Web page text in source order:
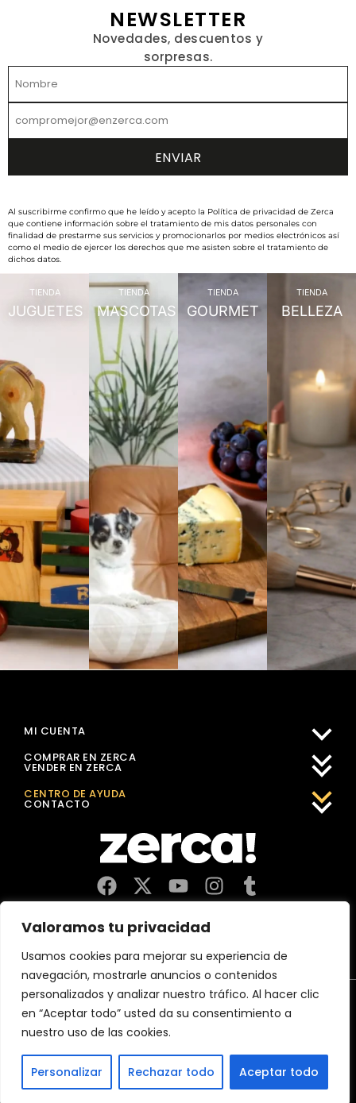
Valoramos tu privacidad
Usamos cookies para mejorar su experiencia de
navegación, mostrarle anuncios o contenidos
personalizados y analizar nuestro tráfico. Al hacer clic
en “Aceptar todo” usted da su consentimiento a
nuestro uso de las cookies.
Personalizar Rechazar todo Aceptar todo
NEWSLETTER
Novedades, descuentos y
sorpresas.
Al suscribirme confirmo que he leído y acepto la Política de privacidad de Zerca
que contiene información sobre el tratamiento de mis datos personales con
finalidad de prestarme sus servicios y promocionarlos por medios electrónicos así
como el medio de ejercer los derechos que me asisten sobre el tratamiento de
dichos datos.
TIENDA
JUGUETES
TIENDA
MASCOTAS
TIENDA
GOURMET
TIENDA
BELLEZA
Comercios, productores y distribuidores locales. Pagan
impuestos aquí, y dinamizan economía y empleo en tu
MI CUENTA
COMPRAR EN ZERCA
VENDER EN ZERCA
CENTRO DE AYUDA
CONTACTO
Aviso LegalPolítica de Privacidad
Política de Cookies
CERTIFICACIÓN 2026 MejorServicio.es
EspañaFranceÖsterreichDeutschland BelgiumItaliaPortugal